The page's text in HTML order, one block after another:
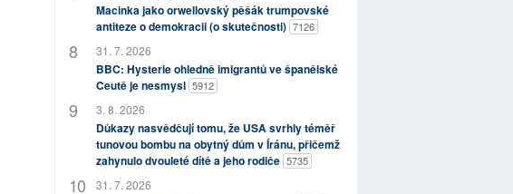
Macinka jako orwellovský pěšák trumpovské
antiteze o demokracii (o skutečnosti) 7126
31. 7. 2026
BBC: Hysterie ohledně imigrantů ve španělské
Ceutě je nesmysl 5912
3. 8. 2026
Důkazy nasvědčují tomu, že USA svrhly téměř
tunovou bombu na obytný dům v Íránu, přičemž
zahynulo dvouleté dítě a jeho rodiče 5735
31. 7. 2026